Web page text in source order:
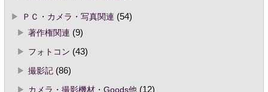
ＰＣ・カメラ・写真関連 (54)
著作権関連 (9)
フォトコン (43)
撮影記(86)
カメラ・撮影機材・Goods他(12)